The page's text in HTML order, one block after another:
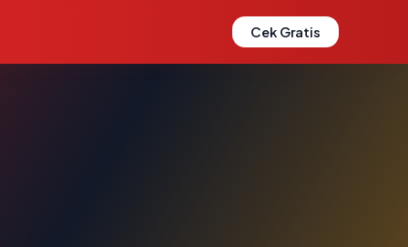
Cek Gratis